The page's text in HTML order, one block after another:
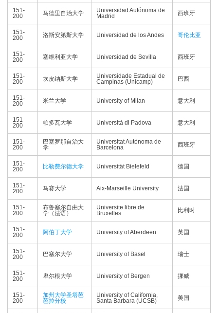
151-
200
马德里自治大学
Universidad Autónoma de
Madrid
西班牙
151-
200
洛斯安第斯大学 Universidad de los Andes 哥伦比亚
151-
200
塞维利亚大学 Universidad de Sevilla 西班牙
151-
200
坎皮纳斯大学
Universidade Estadual de
Campinas (Unicamp)
巴西
151-
200
米兰大学 University of Milan 意大利
151-
200
帕多瓦大学 Università di Padova 意大利
151-
200
巴塞罗那自治大
学
Universitat Autònoma de
Barcelona
西班牙
151-
200
比勒费尔德大学 Universität Bielefeld 德国
151-
200
马赛大学 Aix-Marseille University 法国
151-
200
布鲁塞尔自由大
学（法语）
Universite libre de
Bruxelles
比利时
151-
200
阿伯丁大学 University of Aberdeen 英国
151-
200
巴塞尔大学 University of Basel 瑞士
151-
200
卑尔根大学 University of Bergen 挪威
151-
200
加州大学圣塔芭
芭拉分校
University of California,
Santa Barbara (UCSB)
美国